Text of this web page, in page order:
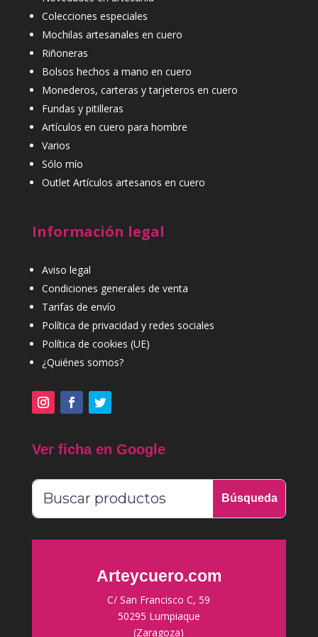
Colecciones especiales
Mochilas artesanales en cuero
Riñoneras
Bolsos hechos a mano en cuero
Monederos, carteras y tarjeteros en cuero
Fundas y pitilleras
Artículos en cuero para hombre
Varios
Sólo mío
Outlet Artículos artesanos en cuero
Información legal
Aviso legal
Condiciones generales de venta
Tarifas de envío
Política de privacidad y redes sociales
Política de cookies (UE)
¿Quiénes somos?
Ver ficha en Google
Arteycuero.com
C/ San Francisco C, 59
50295 Lumpiaque
(Zaragoza)